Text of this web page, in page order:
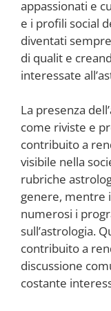
appassionati e
e i profili social
diventati
di qualit e
interessate
La presenza
come riviste e
contribuito a
visibile nella
rubriche
genere, mentre
numerosi i
sull’astrologia.
contribuito a
discussione
costante